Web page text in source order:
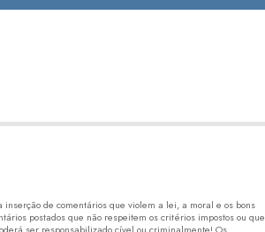
de comentários que violem a lei, a moral e os bons
postados que não respeitem os critérios impostos ou que